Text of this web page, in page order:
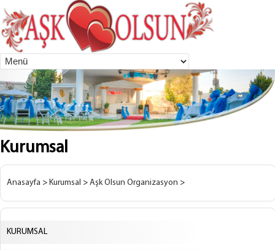
Kurumsal
Anasayfa > Kurumsal > Aşk Olsun Organizasyon >
KURUMSAL